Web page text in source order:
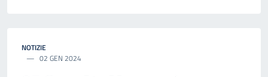
NOTIZIE
02 GEN 2024